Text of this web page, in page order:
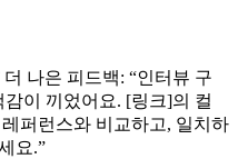
나은 피드백: “인터뷰 구
감이 끼었어요. [링크]의 컬
퍼런스와 비교하고, 일치하
요.”